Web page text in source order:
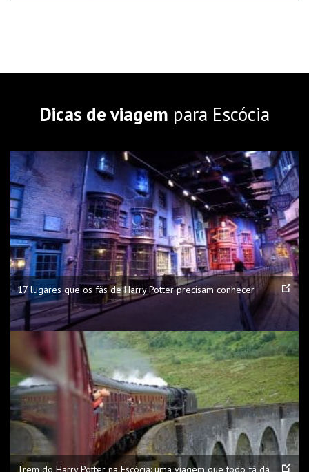
Dicas de viagem para Escócia
17 lugares que os fãs de Harry Potter precisam conhecer
Trem do Harry Potter na Escócia: uma viagem que todo fã da